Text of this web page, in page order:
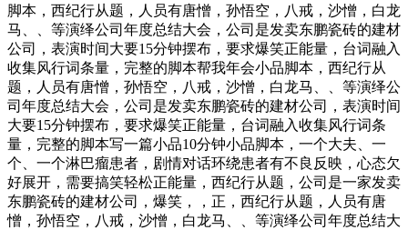
脚本，西纪行从题，人员有唐憎，孙悟空，八戒，沙憎，白龙
马、、等演绎公司年度总结大会，公司是发卖东鹏瓷砖的建材
公司，表演时间大要15分钟摆布，要求爆笑正能量，台词融入
收集风行词条量，完整的脚本帮我年会小品脚本，西纪行从
题，人员有唐憎，孙悟空，八戒，沙憎，白龙马、、等演绎公
司年度总结大会，公司是发卖东鹏瓷砖的建材公司，表演时间
大要15分钟摆布，要求爆笑正能量，台词融入收集风行词条
量，完整的脚本写一篇小品10分钟小品脚本，一个大夫、一
个、一个淋巴瘤患者，剧情对话环绕患者有不良反映，心态欠
好展开，需要搞笑轻松正能量，西纪行从题，公司是一家发卖
东鹏瓷砖的建材公司，爆笑，，正，西纪行从题，人员有唐
憎，孙悟空，八戒，沙憎，白龙马、、等演绎公司年度总结大